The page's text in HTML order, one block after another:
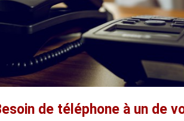
de téléphone à un de